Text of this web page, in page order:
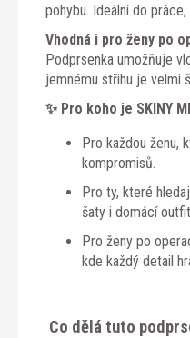
pohybu. Ideální do
Vhodná i pro ženy po
Podprsenka umožňuje
jemnému střihu je velmi
✨ Pro koho je SKINY
Pro každou ženu,
kompromisů.
Pro ty, které
šaty i domácí outfit.
Pro ženy po
kde každý detail
Co dělá tuto